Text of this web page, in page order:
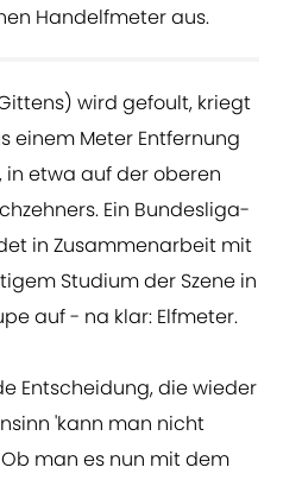
Handelfmeter aus.
wird gefoult, kriegt
einem Meter Entfernung
etwa auf der oberen
Ein Bundesliga-
in Zusammenarbeit mit
Studium der Szene in
auf - na klar: Elfmeter.
Entscheidung, die wieder
'kann man nicht
man es nun mit dem